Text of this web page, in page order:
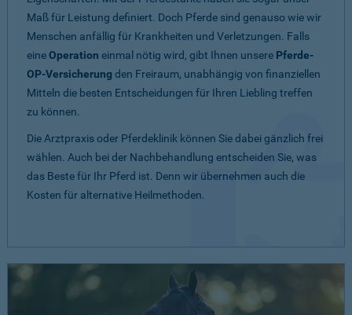
Maß für Leistung definiert. Doch Pferde sind genauso wie wir
Menschen anfällig für Krankheiten und Verletzungen. Falls
eineOperation einmal nötig wird, gibt Ihnen unsere Pferde-
OP-Versicherung den Freiraum, unabhängig von finanziellen
Mitteln die besten Entscheidungen für Ihren Liebling treffen
zu können.
Die Arztpraxis oder Pferdeklinik können Sie dabei gänzlich frei
wählen. Auch bei der Nachbehandlung entscheiden Sie, was
das Beste für Ihr Pferd ist. Denn wir übernehmen auch die
Kosten für alternative Heilmethoden.